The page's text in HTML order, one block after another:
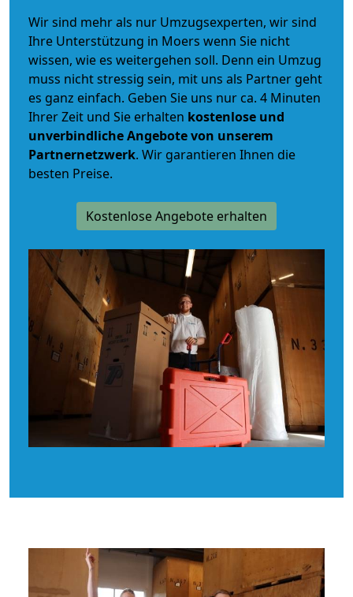
Wir sind mehr als nur Umzugsexperten, wir sind
Ihre Unterstützung in Moers wenn Sie nicht
wissen, wie es weitergehen soll. Denn ein Umzug
muss nicht stressig sein, mit uns als Partner geht
es ganz einfach. Geben Sie uns nur ca. 4 Minuten
Ihrer Zeit und Sie erhalten kostenlose und
unverbindlicheAngebote von unserem
Partnernetzwerk. Wir garantieren Ihnen die
besten Preise.
Kostenlose Angebote erhalten